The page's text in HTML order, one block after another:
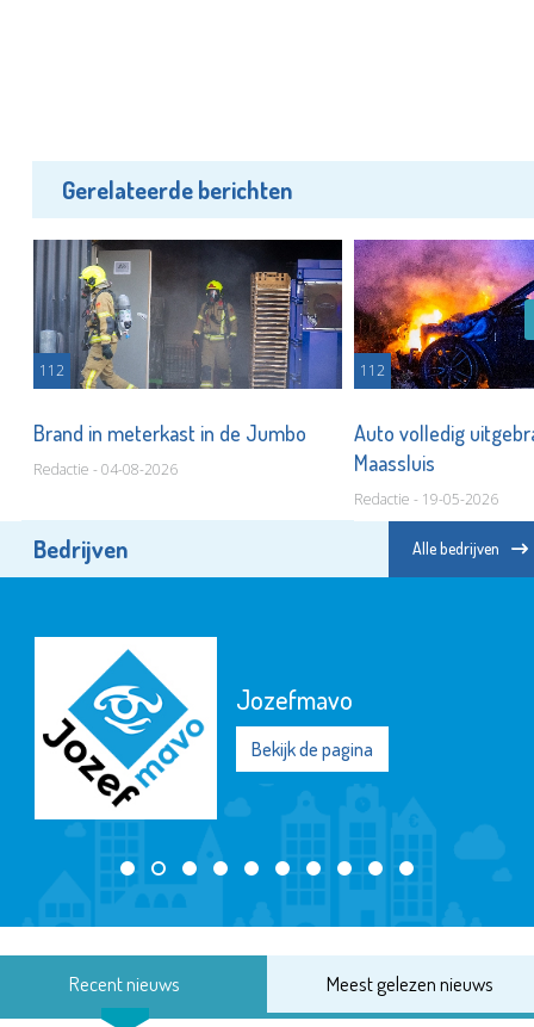
Gerelateerde berichten
112
Brand in meterkast in de Jumbo
Redactie - 04-08-2026
112
Auto volledig
Maassluis
Redactie - 19-05-2026
Bedrijven Alle bedrijven
Jozefmavo
Bekijk de pagina
Recent nieuws Meest gelezen nieuws